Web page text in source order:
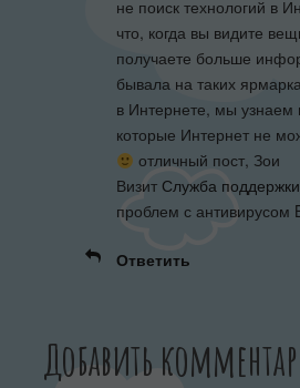
не поиск технологий в
что, когда вы видите
получаете больше
бывала на таких
в Интернете, мы
которые Интернет не
отличный пост, Зои
Визит Служба
проблем с антивирусом
Ответить
Добавить